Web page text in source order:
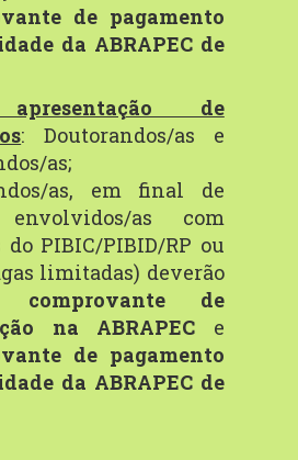
de pagamento
da ABRAPEC de
de
: Doutorandos/as e
as;
as, em final de
as com
do PIBIC/PIBID/RP ou
limitadas) deverão
comprovante de
na ABRAPEC e
de pagamento
da ABRAPEC de